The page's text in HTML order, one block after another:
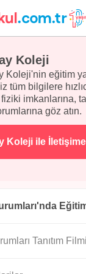
Koleji
Koleji'nin eğitim
tüm bilgilere
imkanlarına,
göz atın.
Koleji ile
Tanıtım Filmi